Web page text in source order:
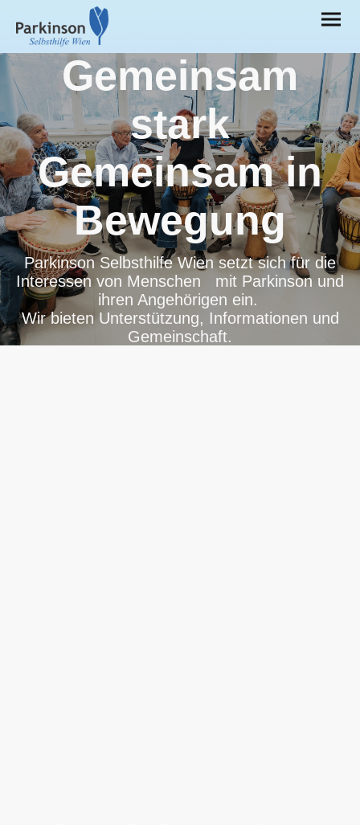
Gemeinsam
stark
Gemeinsam in
Bewegung
Parkinson Selbsthilfe Wien setzt sich für die
Interessen von Menschen mit Parkinson und
ihren Angehörigen ein.
Wir bieten Unterstützung, Informationen und
Gemeinschaft.